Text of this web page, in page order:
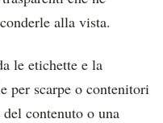
alla vista.
le etichette e la
per scarpe o contenitori
contenuto o una